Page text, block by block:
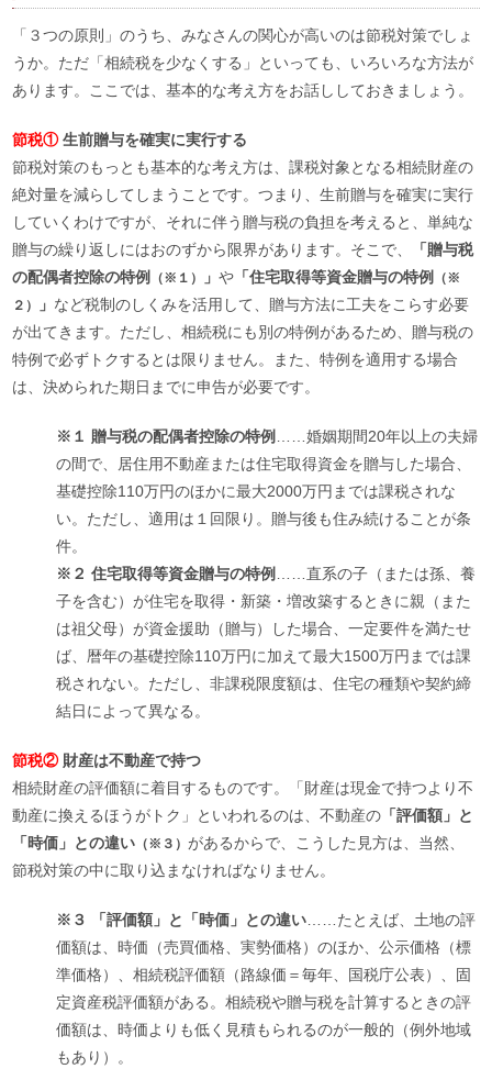
「３つの原則」のうち、みなさんの関心が高いのは節税対策でしょ
うか。ただ「相続税を少なくする」といっても、いろいろな方法が
あります。ここでは、基本的な考え方をお話ししておきましょう。
節税①生前贈与を確実に実行する
節税対策のもっとも基本的な考え方は、課税対象となる相続財産の
絶対量を減らしてしまうことです。つまり、生前贈与を確実に実行
していくわけですが、それに伴う贈与税の負担を考えると、単純な
贈与の繰り返しにはおのずから限界があります。そこで、
「贈与税
の配偶者控除の特例
（※１） 」や 「住宅取得等資金贈与の特例
（※
２）
」 など税制のしくみを活用して、贈与方法に工夫をこらす必要
が出てきます。ただし、相続税にも別の特例があるため、贈与税の
特例で必ずトクするとは限りません。また、特例を適用する場合
は、決められた期日までに申告が必要です。
※１ 贈与税の配偶者控除の特例
……婚姻期間20年以上の夫婦
の間で、居住用不動産または住宅取得資金を贈与した場合、
基礎控除110万円のほかに最大2000万円までは課税されな
い。ただし、適用は１回限り。贈与後も住み続けることが条
件。
※２ 住宅取得等資金贈与の特例
……直系の子（または孫、養
子を含む）が住宅を取得・新築・増改築するときに親（また
は祖父母）が資金援助（贈与）した場合、一定要件を満たせ
ば、暦年の基礎控除110万円に加えて最大1500万円までは課
税されない。ただし、非課税限度額は、住宅の種類や契約締
結日によって異なる。
節税②財産は不動産で持つ
相続財産の評価額に着目するものです。「財産は現金で持つより不
動産に換えるほうがトク」といわれるのは、不動産の 「評価額」と
「時価」との違い （※３） があるからで、こうした見方は、当然、
節税対策の中に取り込まなければなりません。
※３ 「評価額」と「時価」との違い ……たとえば、土地の評
価額は、時価（売買価格、実勢価格）のほか、公示価格（標
準価格）、相続税評価額（路線価＝毎年、国税庁公表）、固
定資産税評価額がある。相続税や贈与税を計算するときの評
価額は、時価よりも低く見積もられるのが一般的（例外地域
もあり）。